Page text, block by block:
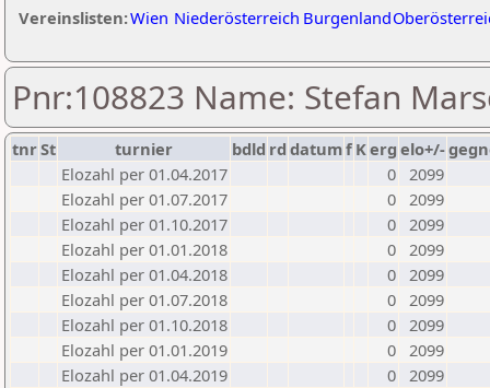
Vereinslisten:Wien Niederösterreich Burgenland
Pnr:108823 Name: Stefan
tnrSt turnier bdld rd datumf Kerg elo+/-
Elozahl per 01.04.2017
0 2099
Elozahl per 01.07.2017
0 2099
Elozahl per 01.10.2017
0 2099
Elozahl per 01.01.2018
0 2099
Elozahl per 01.04.2018
0 2099
Elozahl per 01.07.2018
0 2099
Elozahl per 01.10.2018
0 2099
Elozahl per 01.01.2019
0 2099
Elozahl per 01.04.2019
0 2099